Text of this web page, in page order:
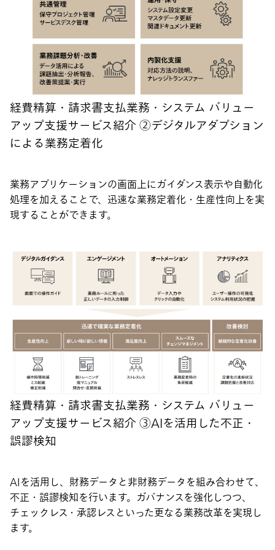
経費精算・請求書支払業務・システム バリュー
アップ支援サービス紹介 ②デジタルアダプション
による業務定着化
業務アプリケーションの画面上にガイダンス表示や自動化
処理を加えることで、迅速な業務定着化・生産性向上を実
現することができます。
経費精算・請求書支払業務・システム バリュー
アップ支援サービス紹介 ③AIを活用した不正・
誤謬検知
AIを活用し、財務データと非財務データを組み合わせて、
不正・誤謬検知を行います。ガバナンスを強化しつつ、
チェックレス・承認レスといった更なる業務改革を実現し
ます。